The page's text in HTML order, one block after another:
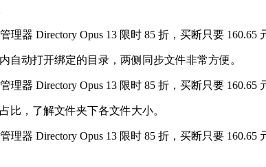
自动打开绑定的目录，两侧同步文件非常方便。
比，了解文件夹下各文件大小。